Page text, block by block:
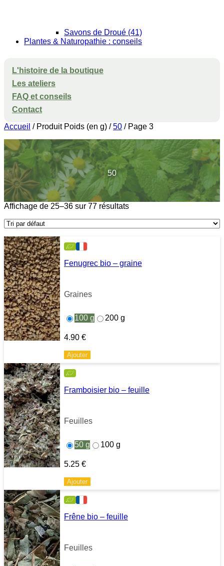
Savons de Droué (41)
Plantes & Naturopathie : conseils
L'histoire de la boutique
Les ateliers
FAQ et conseils
Contact
Accueil / Produit Poids (en g) /50 / Page 3
50
Affichage de 25–36 sur 77 résultats
Fenugrec bio – graine
Graines
100 g 200 g
4.90 €
Ajouter
Framboisier bio – feuille
Feuilles
50 g 100 g
5.25 €
Ajouter
Frêne bio – feuille
Feuilles